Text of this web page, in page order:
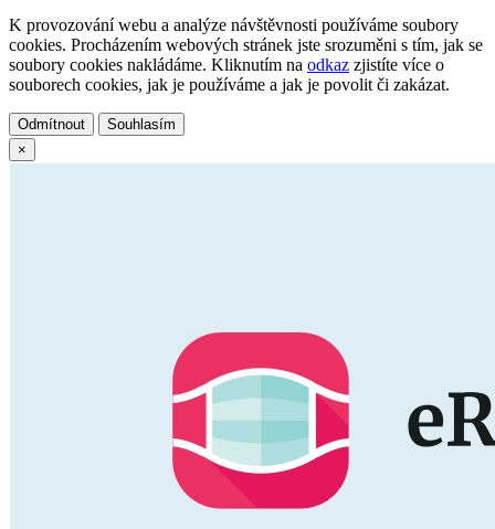
K provozování webu a analýze návštěvnosti používáme soubory
cookies. Procházením webových stránek jste srozuměni s tím, jak se
soubory cookies nakládáme. Kliknutím na odkaz zjistíte více o
souborech cookies, jak je používáme a jak je povolit či zakázat.
Odmítnout
Souhlasím
×